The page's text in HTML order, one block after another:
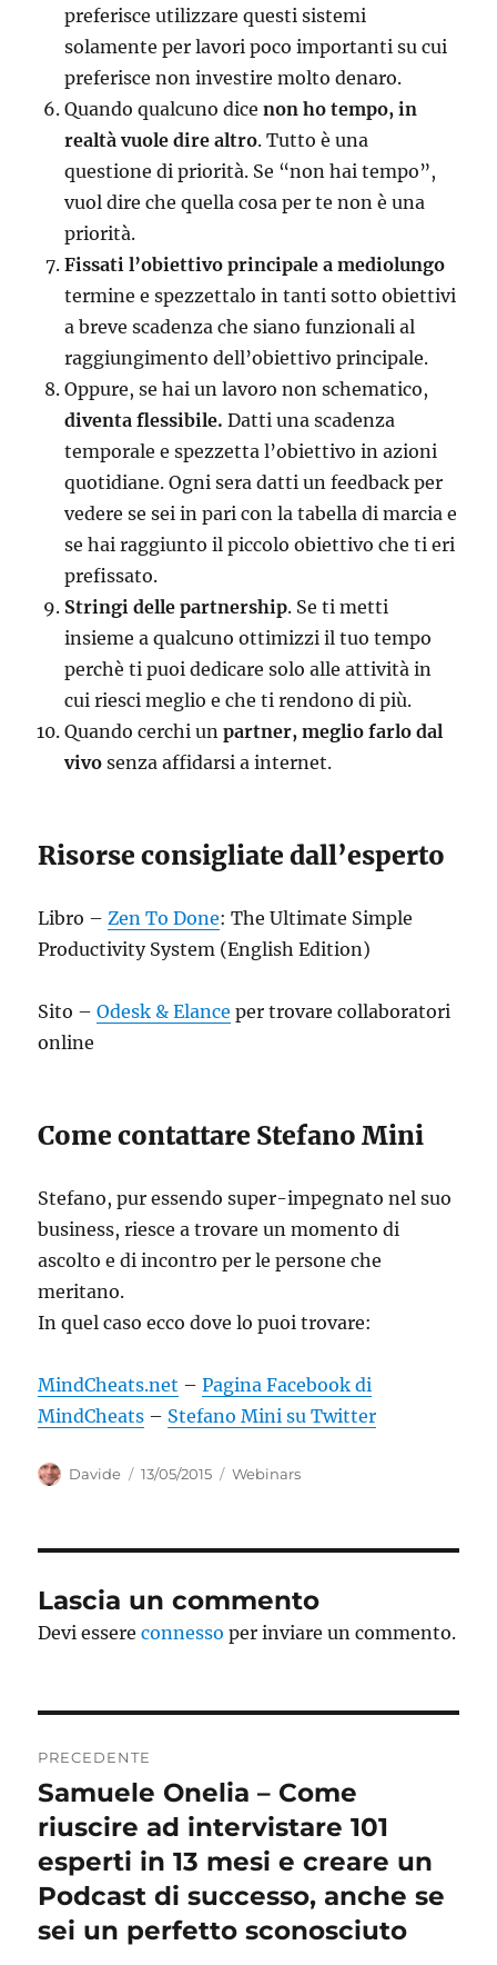
preferisce utilizzare questi sistemi
solamente per lavori poco importanti su cui
preferisce non investire molto denaro.
Quando qualcuno dicenon ho tempo, in
realtà vuole dire altro. Tutto è una
questione di priorità. Se “non hai tempo”,
vuol dire che quella cosa per te non è una
priorità.
Fissati l’obiettivo principale a medio­lungo
termine e spezzettalo in tanti sotto obiettivi
a breve scadenza che siano funzionali al
raggiungimento dell’obiettivo principale.
Oppure, se hai un lavoro non schematico,
diventa flessibile. Datti una scadenza
temporale e spezzetta l’obiettivo in azioni
quotidiane. Ogni sera datti un feedback per
vedere se sei in pari con la tabella di marcia e
se hai raggiunto il piccolo obiettivo che ti eri
prefissato.
Stringi delle partnership. Se ti metti
insieme a qualcuno ottimizzi il tuo tempo
perchè ti puoi dedicare solo alle attività in
cui riesci meglio e che ti rendono di più.
Quando cerchi unpartner, meglio farlo dal
vivo senza affidarsi a internet.
Risorse consigliate dall’esperto
Libro –Zen To Done: The Ultimate Simple
Productivity System (English Edition)
Sito –Odesk & Elance per trovare collaboratori
online
Come contattare Stefano Mini
Stefano, pur essendo super-impegnato nel suo
business, riesce a trovare un momento di
ascolto e di incontro per le persone che
meritano.
In quel caso ecco dove lo puoi trovare:
MindCheats.net –Pagina Facebook di
MindCheats – Stefano Mini su Twitter
Autore
Davide
Pubblicato
13/05/2015 Categorie
Webinars
Lascia un commento
Devi essereconnesso per inviare un commento.
articoli
PRECEDENTE
Articolo
precedente:
Samuele Onelia – Come
riuscire ad intervistare 101
esperti in 13 mesi e creare un
Podcast di successo, anche se
sei un perfetto sconosciuto